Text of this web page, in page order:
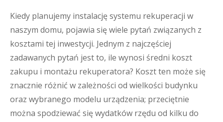
Kiedy planujemy instalację systemu rekuperacji w
naszym domu, pojawia się wiele pytań związanych z
kosztami tej inwestycji. Jednym z najczęściej
zadawanych pytań jest to, ile wynosi średni koszt
zakupu i montażu rekuperatora? Koszt ten może się
znacznie różnić w zależności od wielkości budynku
oraz wybranego modelu urządzenia; przeciętnie
można spodziewać się wydatków rzędu od kilku do